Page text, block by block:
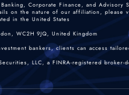
Corporate Finance, and Advisory
on the nature of our affiliation, please
in the United States.
WC2H 9JQ, United Kingdom.
bankers, clients can access
LLC, a FINRA-registered broker-